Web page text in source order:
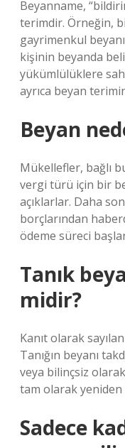
Beyanname,
terimdir. Örneğin,
gayrimenkul
kişinin beyanda
yükümlülüklere
ayrıca beyan
Beyan
Mükellefler, bağlı
vergi türü için bir
açıklarlar. Daha
borçlarından
ödeme süreci
Tanık
midir?
Kanıt olarak
Tanığın beyanı
veya bilinçsiz
tam olarak yeniden
Sadece